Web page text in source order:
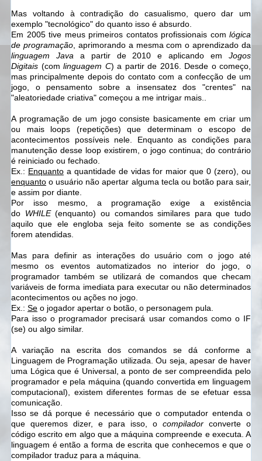
Mas voltando à contradição do casualismo, quero dar um
exemplo "tecnológico" do quanto isso é absurdo.
Em 2005 tive meus primeiros contatos profissionais com lógica
de programação, aprimorando a mesma com o aprendizado da
linguagem Javaa partir de 2010 e aplicando emJogos
Digitais (com linguagem C) a partir de 2016. Desde o começo,
mas principalmente depois do contato com a confecção de um
jogo, o pensamento sobre a insensatez dos "crentes" na
"aleatoriedade criativa" começou a me intrigar mais..
A programação de um jogo consiste basicamente em criar um
ou mais loops (repetições) que determinam o escopo de
acontecimentos possíveis nele. Enquantoas condições para
manutenção desse loop existirem, o jogo continua; do contrário
é reiniciado ou fechado.
Ex.: Enquantoa quantidade de vidas for maior que 0 (zero), ou
enquanto o usuário não apertar alguma tecla ou botão para sair,
e assim por diante.
Por isso mesmo, a programação exige a existência
do WHILE(enquanto) ou comandos similares para que tudo
aquilo que ele engloba seja feito somente se as condições
forem atendidas.
Mas para definir as interações do usuário com o jogo até
mesmo os eventos automatizados no interior do jogo, o
programador também se utilizará de comandos que checam
variáveis de forma imediata para executar ou não determinados
acontecimentos ou ações no jogo.
Ex.: Se o jogador apertar o botão, o personagem pula.
Para isso o programador precisará usar comandos como o IF
(se) ou algo similar.
A variação na escrita dos comandos se dá conforme a
Linguagem de Programação utilizada. Ou seja, apesar de haver
uma Lógica que é Universal, a ponto de ser compreendida pelo
programador e pela máquina (quando convertida em linguagem
computacional), existem diferentes formas de se efetuar essa
comunicação.
Isso se dá porque é necessário que o computador entenda o
que queremos dizer, e para isso, o compilador converte o
código escrito em algo que a máquina compreende e executa. A
linguagem é então a forma de escrita que conhecemos e que o
compilador traduz para a máquina.